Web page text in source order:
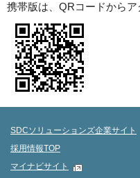
携帯版は、QRコードから
SDCソリューションズ企業サイト
採用情報TOP
マイナビサイト